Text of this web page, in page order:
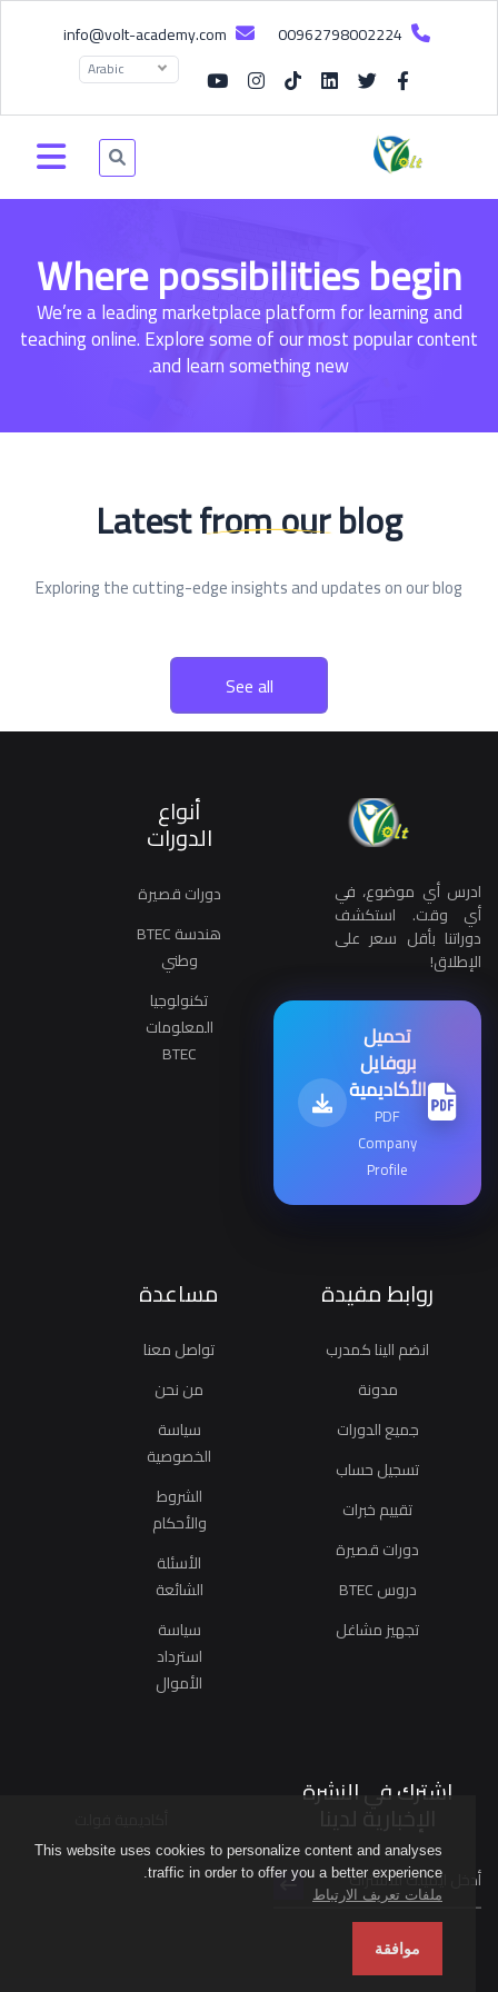
00962798002224
Arabic
This website uses cookies to personalize content and analyses
traffic in order to offer you a better experience.
ملفات تعريف الارتباط
موافقة
Where possibilities begin
We’re a leading marketplace platform for learning and
teaching online. Explore some of our most popular content
and learn something new.
Latest from our blog
Exploring the cutting-edge insights and updates on our blog
See all
ادرس أي موضوع، في
أي وقت. استكشف
دوراتنا بأقل سعر على
الإطلاق!
تحميل
بروفايل
الأكاديمية
PDF
Company
Profile
أنواع
الدورات
دورات قصيرة
هندسة BTEC
وطني
تكنولوجيا
المعلومات
BTEC
روابط مفيدة
انضم الينا كمدرب
مدونة
جميع الدورات
تسجيل حساب
تقييم خبرات
دورات قصيرة
دروس BTEC
تجهيز مشاغل
مساعدة
تواصل معنا
من نحن
سياسة
الخصوصية
الشروط
والأحكام
الأسئلة
الشائعة
سياسة
استرداد
الأموال
اشترك في النشرة
الإخبارية لدينا